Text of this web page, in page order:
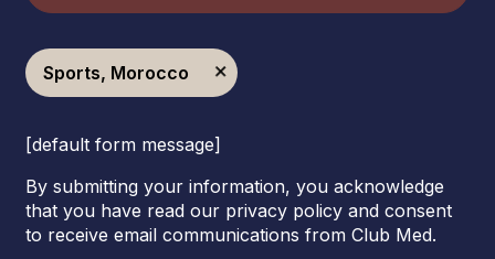
Sports, Morocco
[default form message]
By submitting your information, you acknowledge
that you have read our privacy policy and consent
to receive email communications from Club Med.